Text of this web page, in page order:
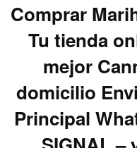
Comprar
Tu tienda
mejor
domicilio
Principal